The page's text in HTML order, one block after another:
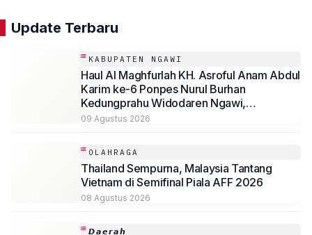
Update Terbaru
KABUPATEN NGAWI
Haul Al Maghfurlah KH. Asroful Anam Abdul
Karim ke-6 Ponpes Nurul Burhan
Kedungprahu Widodaren Ngawi,
Kesempatan Lelang Wakaf Masih Berlanjut
09 Agustus 2026
OLAHRAGA
Thailand Sempurna, Malaysia Tantang
Vietnam di Semifinal Piala AFF 2026
08 Agustus 2026
𝘿𝙖𝙚𝙧𝙖𝙝